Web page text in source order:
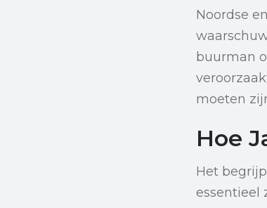
Noordse
buurman
moeten
Hoe
Het
essentieel